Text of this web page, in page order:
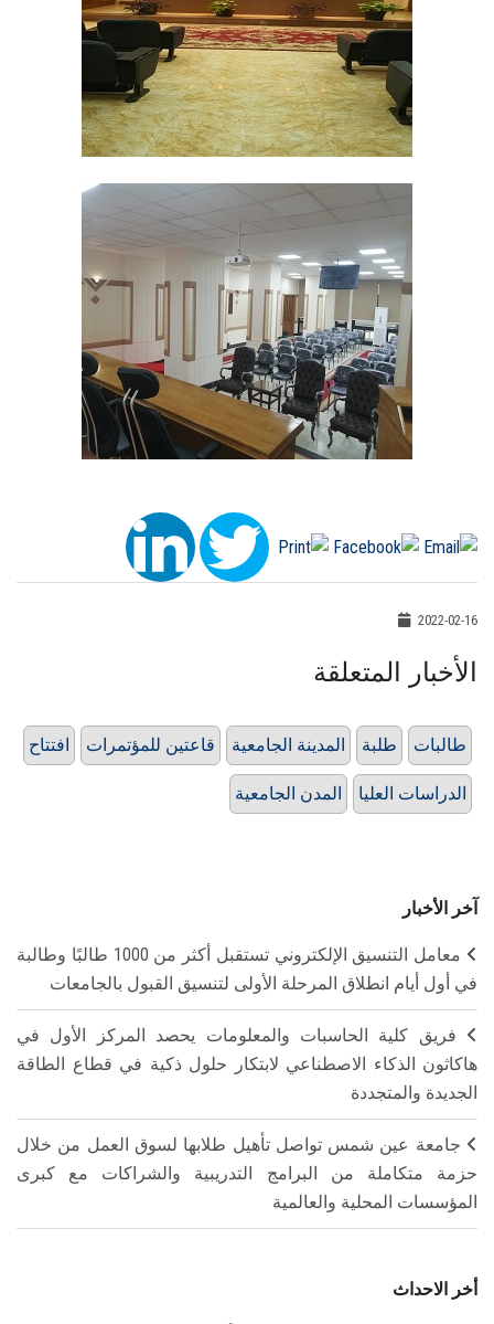
2022-02-16
الأخبار المتعلقة
افتتاح قاعتين للمؤتمرات المدينة الجامعية طلبة طالبات
المدن الجامعية الدراسات العليا
آخر الأخبار
معامل التنسيق الإلكتروني تستقبل أكثر من 1000 طالبًا وطالبة
في أول أيام انطلاق المرحلة الأولى لتنسيق القبول بالجامعات
فريق كلية الحاسبات والمعلومات يحصد المركز الأول في
هاكاثون الذكاء الاصطناعي لابتكار حلول ذكية في قطاع الطاقة
الجديدة والمتجددة
جامعة عين شمس تواصل تأهيل طلابها لسوق العمل من خلال
حزمة متكاملة من البرامج التدريبية والشراكات مع كبرى
المؤسسات المحلية والعالمية
أخر الاحداث